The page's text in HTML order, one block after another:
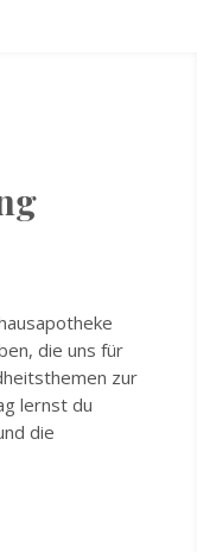
die uns für
zur
lernst du
die